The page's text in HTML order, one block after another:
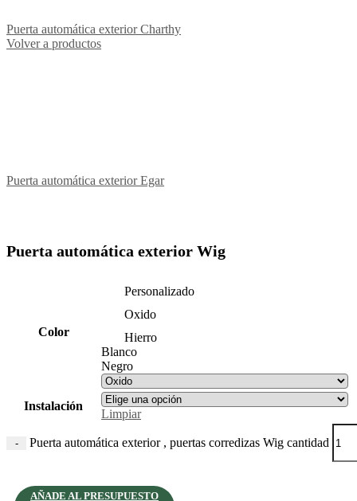
Puerta automática exterior Charthy
Volver a productos
Puerta automática exterior Egar
Puerta automática exterior Wig
Color
Personalizado
Oxido
Hierro
Blanco
Negro
Instalación
Limpiar
- Puerta automática exterior , puertas corredizas Wig cantidad
AÑADE AL PRESUPUESTO